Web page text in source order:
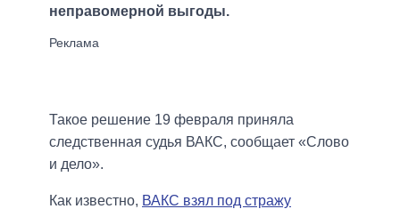
неправомерной выгоды.
Такое решение 19 февраля приняла
следственная судья ВАКС, сообщает «Слово
и дело».
Как известно, ВАКС взял под стражу